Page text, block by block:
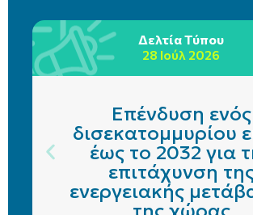
Δελτία Τύπου
28 Ιούλ 2026
Επένδυση ενός
δισεκατομμυρίου
έως το 2032 για
επιτάχυνση
ενεργειακής